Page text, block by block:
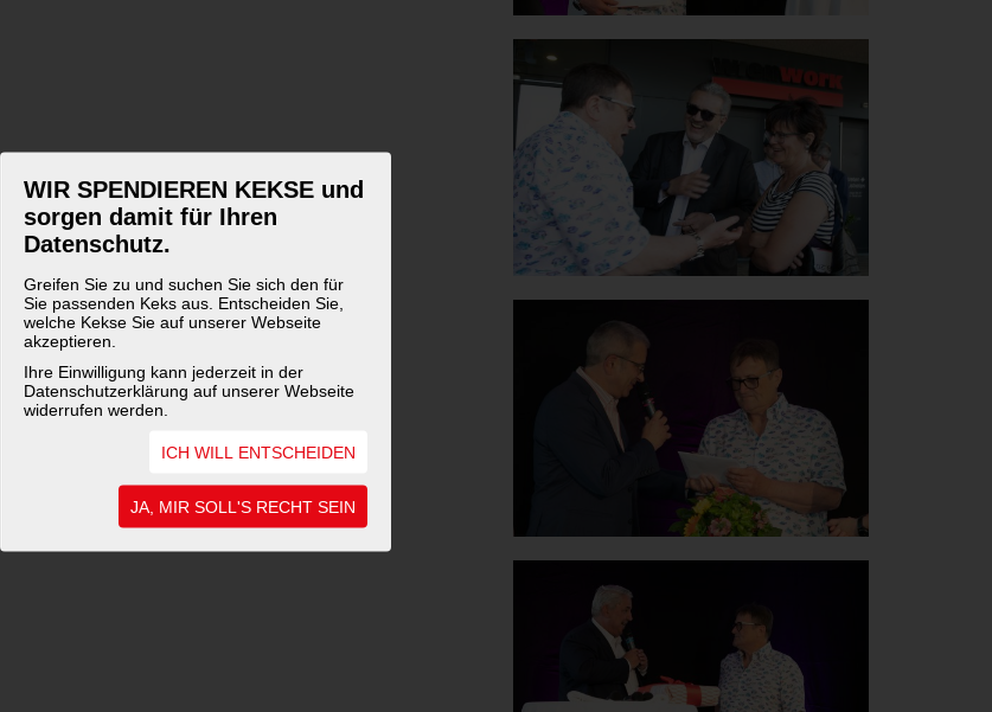
WIR SPENDIEREN KEKSE und
sorgen damit für Ihren
Datenschutz.
Greifen Sie zu und suchen Sie sich den für
Sie passenden Keks aus. Entscheiden Sie,
welche Kekse Sie auf unserer Webseite
akzeptieren.
Ihre Einwilligung kann jederzeit in der
Datenschutzerklärung auf unserer Webseite
widerrufen werden.
ICH WILL ENTSCHEIDEN
JA, MIR SOLL'S RECHT SEIN